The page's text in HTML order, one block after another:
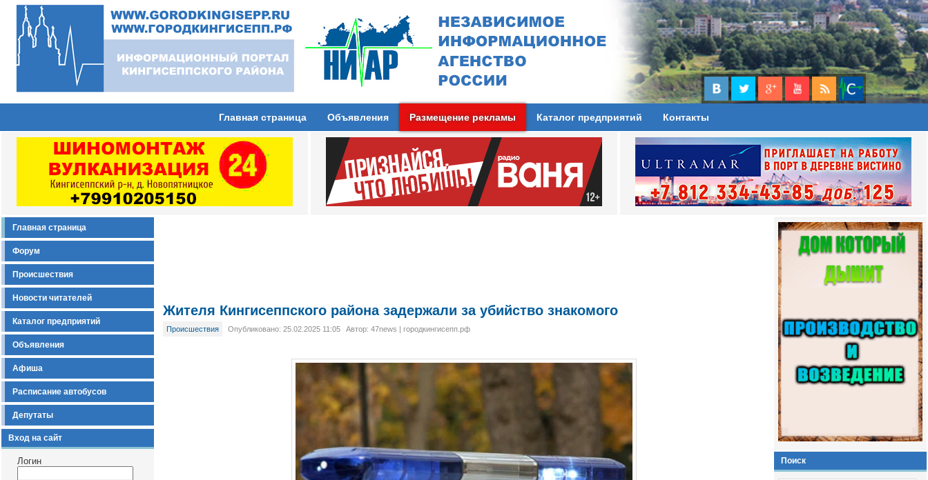
Главная страница Объявления Размещение рекламы Каталог предприятий Контакты
Главная страница
Форум
Происшествия
Новости читателей
Каталог предприятий
Объявления
Афиша
Расписание автобусов
Депутаты
Вход на сайт
Логин
Жителя Кингисеппского района задержали за убийство знакомого
Происшествия Опубликовано: 25.02.2025 11:05 Автор: 47news | городкингисепп.рф
Поиск